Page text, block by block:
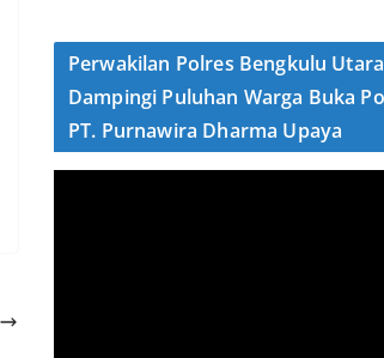
Perwakilan Polres Bengkulu Utara
Dampingi Puluhan Warga Buka
PT. Purnawira Dharma Upaya